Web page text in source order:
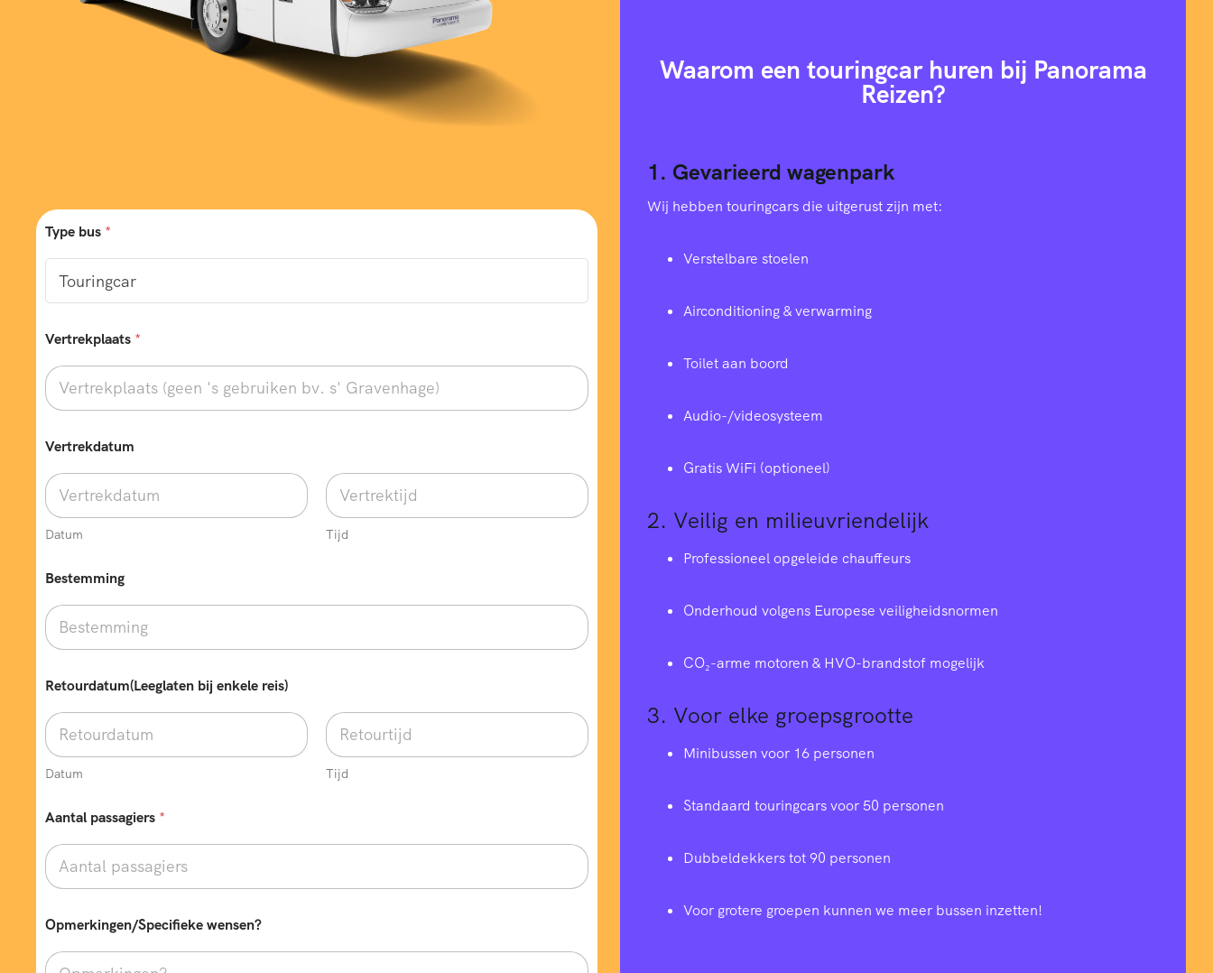
Type bus *
Vertrekplaats *
Vertrekdatum
Datum Tijd
Bestemming
Retourdatum(Leeglaten bij enkele reis)
Datum Tijd
Aantal passagiers *
Opmerkingen/Specifieke wensen?
Waarom een touringcar huren bij Panorama
Reizen?
1. Gevarieerd wagenpark
Wij hebben touringcars die uitgerust zijn met:
Verstelbare stoelen
Airconditioning & verwarming
Toilet aan boord
Audio-/videosysteem
Gratis WiFi (optioneel)
2. Veilig en milieuvriendelijk
Professioneel opgeleide chauffeurs
Onderhoud volgens Europese veiligheidsnormen
CO₂-arme motoren & HVO-brandstof mogelijk
3. Voor elke groepsgrootte
Minibussen voor 16 personen
Standaard touringcars voor 50 personen
Dubbeldekkers tot 90 personen
Voor grotere groepen kunnen we meer bussen inzetten!